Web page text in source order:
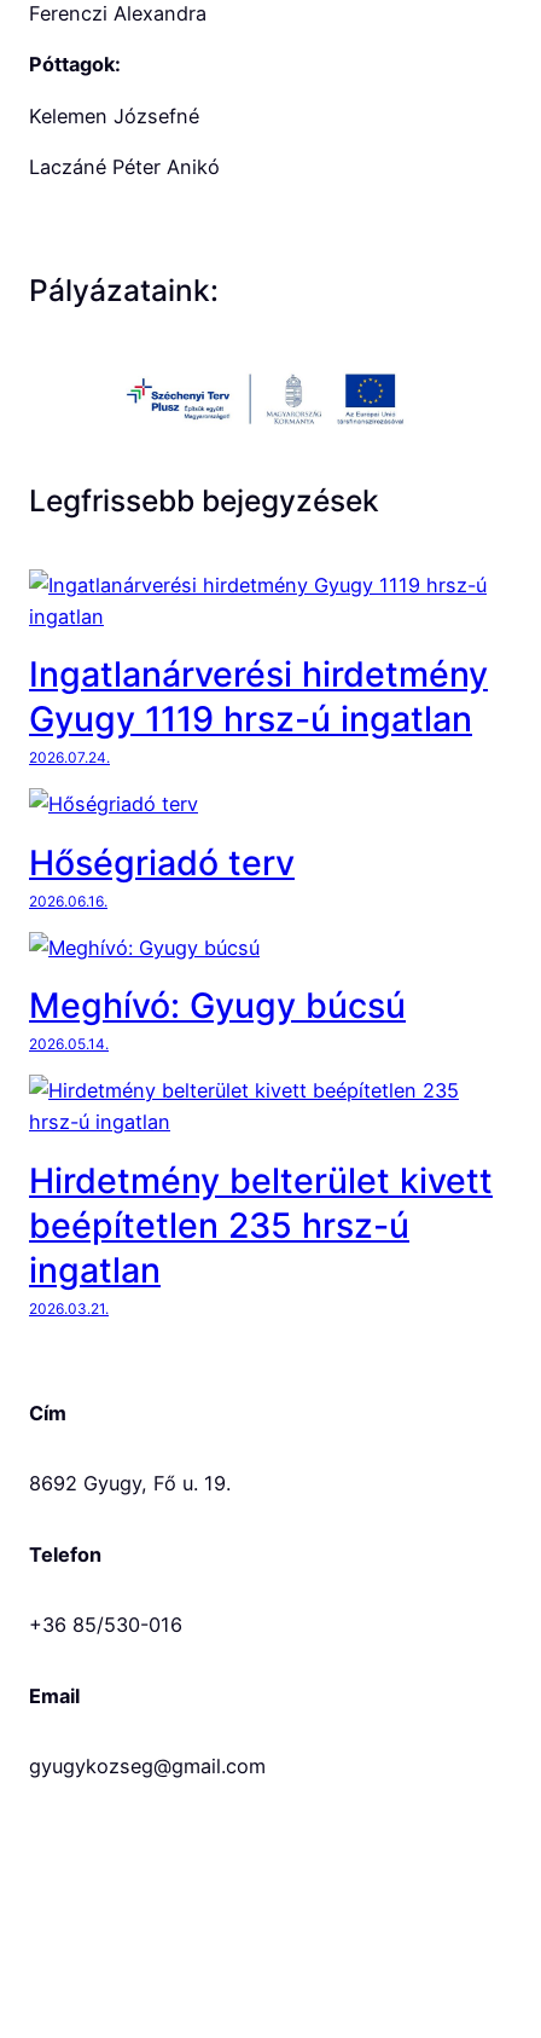
Ferenczi Alexandra
Póttagok:
Kelemen Józsefné
Laczáné Péter Anikó
Pályázataink:
Legfrissebb bejegyzések
Ingatlanárverési hirdetmény
Gyugy 1119 hrsz-ú ingatlan
2026.07.24.
Hőségriadó terv
2026.06.16.
Meghívó: Gyugy búcsú
2026.05.14.
Hirdetmény belterület kivett
beépítetlen 235 hrsz-ú
ingatlan
2026.03.21.
Cím
8692 Gyugy, Fő u. 19.
Telefon
+36 85/530-016
Email
gyugykozseg@gmail.com